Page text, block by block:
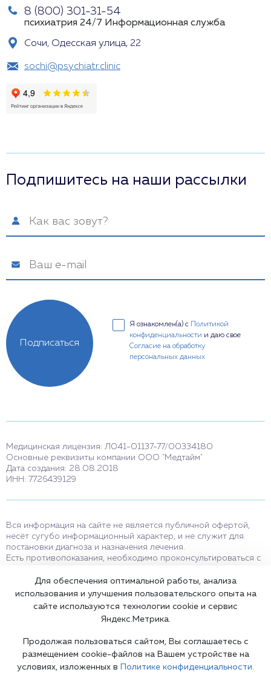
8 (800) 301-31-54
психиатрия 24/7 Информационная служба
Сочи, Одесская улица, 22
sochi@psychiatr.clinic
Подпишитесь на наши рассылки
Я ознакомлен(а) с
Политикой
конфиденциальности и даю свое
Согласие на обработку
персональных данных
Подписаться
Медицинская лицензия: Л041-01137-77/00334180
Основные реквизиты компании ООО "Медтайм"
Дата создания: 28.08.2018
ИНН: 7726439129
Вся информация на сайте не является публичной офертой,
несёт сугубо информационный характер, и не служит для
постановки диагноза и назначения лечения.
Есть противопоказания, необходимо проконсультироваться с
мессенджерам и в соцсетях носят исключительно
информационный характер и не являются медицинскими
услугами.
Оставаясь на сайте вы соглашаетесь на использование cookies.
Карта сайта
Для обеспечения оптимальной работы, анализа
использования и улучшения пользовательского опыта на
сайте используются технологии cookie и сервис
Яндекс.Метрика.
Продолжая пользоваться сайтом, Вы соглашаетесь с
размещением cookie-файлов на Вашем устройстве на
условиях, изложенных в
Политике конфиденциальности.